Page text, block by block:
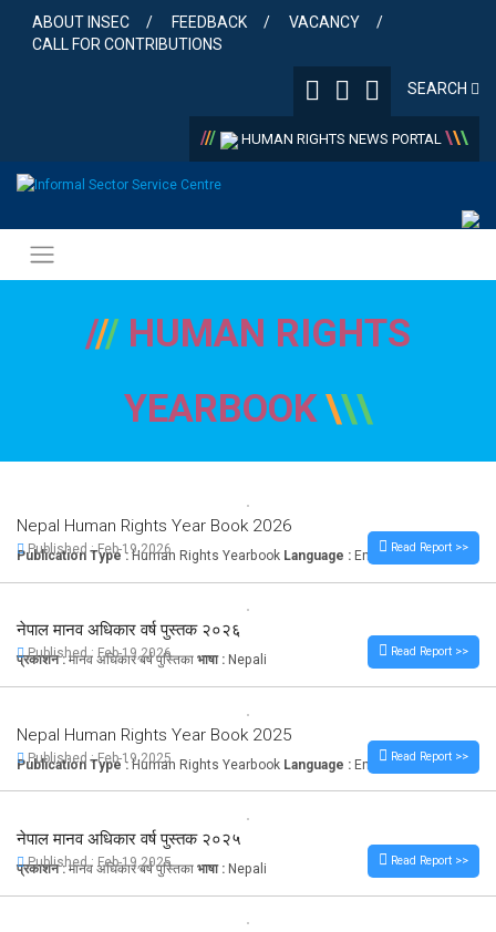
content
ABOUT INSEC FEEDBACK
VACANCY
CALL FOR CONTRIBUTIONS
SEARCH
/// HUMAN RIGHTS NEWS PORTAL \\\
/// HUMAN RIGHTS
YEARBOOK \\\
Nepal Human Rights Year Book 2026
Publication Type :Human Rights Yearbook Language : English
Published : Feb-19,2026 Read Report >>
नेपाल मानव अधिकार वर्ष पुस्तक २०२६
प्रकाशन :मानव अधिकार बर्ष पुस्तिका भाषा : Nepali
Published : Feb-19,2026 Read Report >>
Nepal Human Rights Year Book 2025
Publication Type :Human Rights Yearbook Language : English
Published : Feb-19,2025 Read Report >>
नेपाल मानव अधिकार वर्ष पुस्तक २०२५
प्रकाशन :मानव अधिकार बर्ष पुस्तिका भाषा : Nepali
Published : Feb-19,2025 Read Report >>